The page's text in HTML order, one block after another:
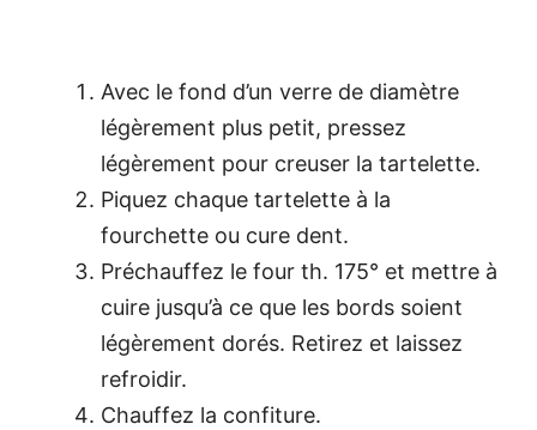
Avec le fond d’un verre de diamètre
légèrement plus petit, pressez
légèrement pour creuser la tartelette.
Piquez chaque tartelette à la
fourchette ou cure dent.
Préchauffez le four th. 175° et mettre à
cuire jusqu’à ce que les bords soient
légèrement dorés. Retirez et laissez
refroidir.
Chauffez la confiture.